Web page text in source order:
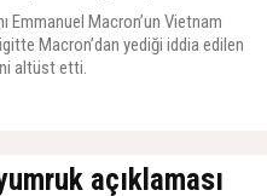
Emmanuel Macron’un Vietnam
Macron’dan yediği iddia edilen
altüst etti.
açıklaması